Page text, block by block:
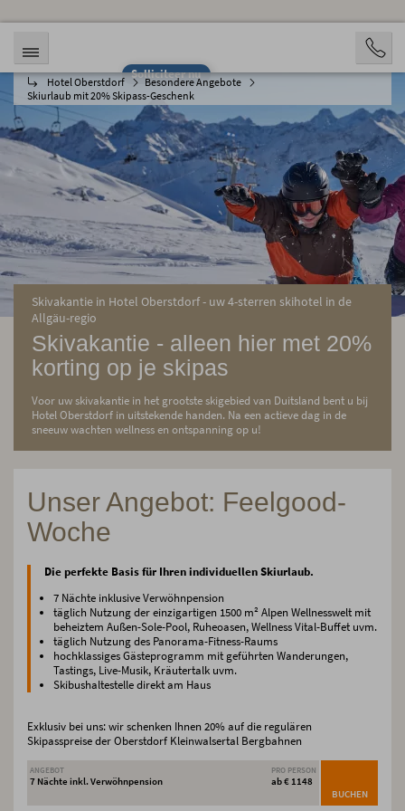
Solliciteer nu
Hotel Oberstdorf
Besondere Angebote
Skiurlaub mit 20% Skipass-Geschenk
Skivakantie in Hotel Oberstdorf - uw 4-sterren skihotel in de
Allgäu-regio
Skivakantie - alleen hier met 20%
korting op je skipas
Voor uw skivakantie in het grootste skigebied van Duitsland bent u bij
Hotel Oberstdorf in uitstekende handen. Na een actieve dag in de
sneeuw wachten wellness en ontspanning op u!
Unser Angebot: Feelgood-
Woche
Die perfekte Basis für Ihren individuellen Skiurlaub.
7 Nächte inklusive Verwöhnpension
täglich Nutzung der einzigartigen 1500 m² Alpen Wellnesswelt mit
beheiztem Außen-Sole-Pool, Ruheoasen, Wellness Vital-Buffet uvm.
täglich Nutzung des Panorama-Fitness-Raums
hochklassiges Gästeprogramm mit geführten Wanderungen,
Tastings, Live-Musik, Kräutertalk uvm.
Skibushaltestelle direkt am Haus
Exklusiv bei uns: wir schenken Ihnen 20% auf die regulären
Skipasspreise der Oberstdorf Kleinwalsertal Bergbahnen
ANGEBOT
7 Nächte inkl. Verwöhnpension
PRO PERSON
ab € 1148
BUCHEN